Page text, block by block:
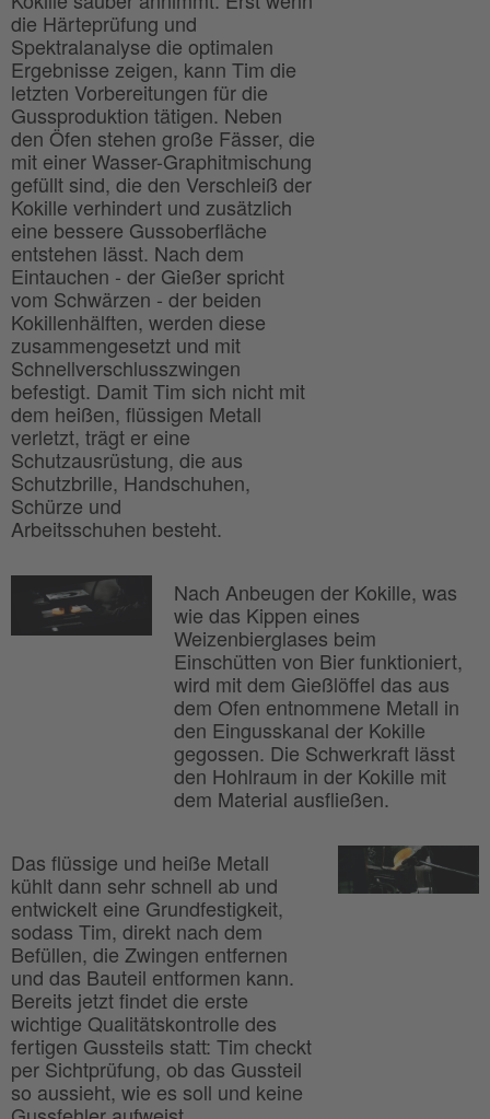
die Härteprüfung und
Spektralanalyse die optimalen
Ergebnisse zeigen, kann Tim die
letzten Vorbereitungen für die
Gussproduktion tätigen. Neben
den Öfen stehen große Fässer, die
mit einer Wasser-Graphitmischung
gefüllt sind, die den Verschleiß der
Kokille verhindert und zusätzlich
eine bessere Gussoberfläche
entstehen lässt. Nach dem
Eintauchen - der Gießer spricht
vom Schwärzen - der beiden
Kokillenhälften, werden diese
zusammengesetzt und mit
Schnellverschlusszwingen
befestigt. Damit Tim sich nicht mit
dem heißen, flüssigen Metall
verletzt, trägt er eine
Schutzausrüstung, die aus
Schutzbrille, Handschuhen,
Schürze und
Arbeitsschuhen besteht.
Nach Anbeugen der Kokille, was
wie das Kippen eines
Weizenbierglases beim
Einschütten von Bier funktioniert,
wird mit dem Gießlöffel das aus
dem Ofen entnommene Metall in
den Eingusskanal der Kokille
gegossen. Die Schwerkraft lässt
den Hohlraum in der Kokille mit
dem Material ausfließen.
Das flüssige und heiße Metall
kühlt dann sehr schnell ab und
entwickelt eine Grundfestigkeit,
sodass Tim, direkt nach dem
Befüllen, die Zwingen entfernen
und das Bauteil entformen kann.
Bereits jetzt findet die erste
wichtige Qualitätskontrolle des
fertigen Gussteils statt: Tim checkt
per Sichtprüfung, ob das Gussteil
so aussieht, wie es soll und keine